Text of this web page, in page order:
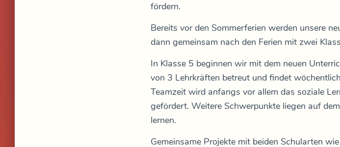
fördern.
Bereits vor den Sommerferien werden unsere
dann gemeinsam nach den Ferien mit zwei
In Klasse 5 beginnen wir mit dem neuen
von 3 Lehrkräften betreut und findet
Teamzeit wird anfangs vor allem das soziale
gefördert. Weitere Schwerpunkte liegen auf
lernen.
Gemeinsame Projekte mit beiden Schularten